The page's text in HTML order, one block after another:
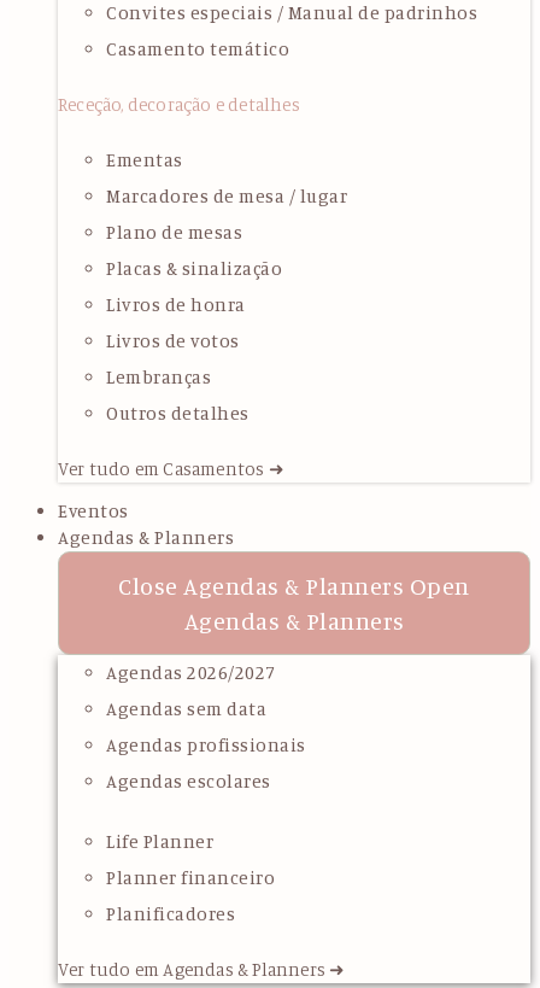
Convites especiais / Manual de padrinhos
Casamento temático
Receção, decoração e detalhes
Ementas
Marcadores de mesa / lugar
Plano de mesas
Placas & sinalização
Livros de honra
Livros de votos
Lembranças
Outros detalhes
Ver tudo em Casamentos ➜
Eventos
Agendas & Planners
Close Agendas & Planners Open
Agendas & Planners
Agendas 2026/2027
Agendas sem data
Agendas profissionais
Agendas escolares
Life Planner
Planner financeiro
Planificadores
Ver tudo em Agendas & Planners ➜